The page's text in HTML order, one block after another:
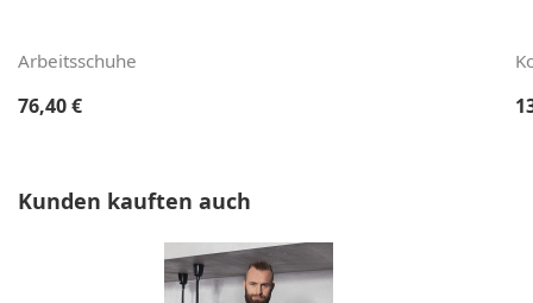
Arbeitsschuhe
Regulärer Preis:
76,40 €
Produktgalerie überspringen
Kunden kauften auch